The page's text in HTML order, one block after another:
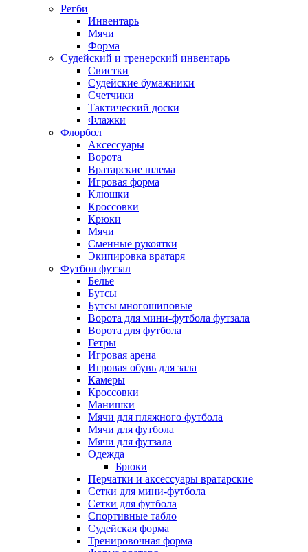
Регби
Инвентарь
Мячи
Форма
Судейский и тренерский инвентарь
Свистки
Судейские бумажники
Счетчики
Тактический доски
Флажки
Флорбол
Аксессуары
Ворота
Вратарские шлема
Игровая форма
Клюшки
Кроссовки
Крюки
Мячи
Сменные рукоятки
Экипировка вратаря
Футбол футзал
Белье
Бутсы
Бутсы многошиповые
Ворота для мини-футбола футзала
Ворота для футбола
Гетры
Игровая арена
Игровая обувь для зала
Камеры
Кроссовки
Манишки
Мячи для пляжного футбола
Мячи для футбола
Мячи для футзала
Одежда
Брюки
Перчатки и аксессуары вратарские
Сетки для мини-футбола
Сетки для футбола
Спортивные табло
Судейская форма
Тренировочная форма